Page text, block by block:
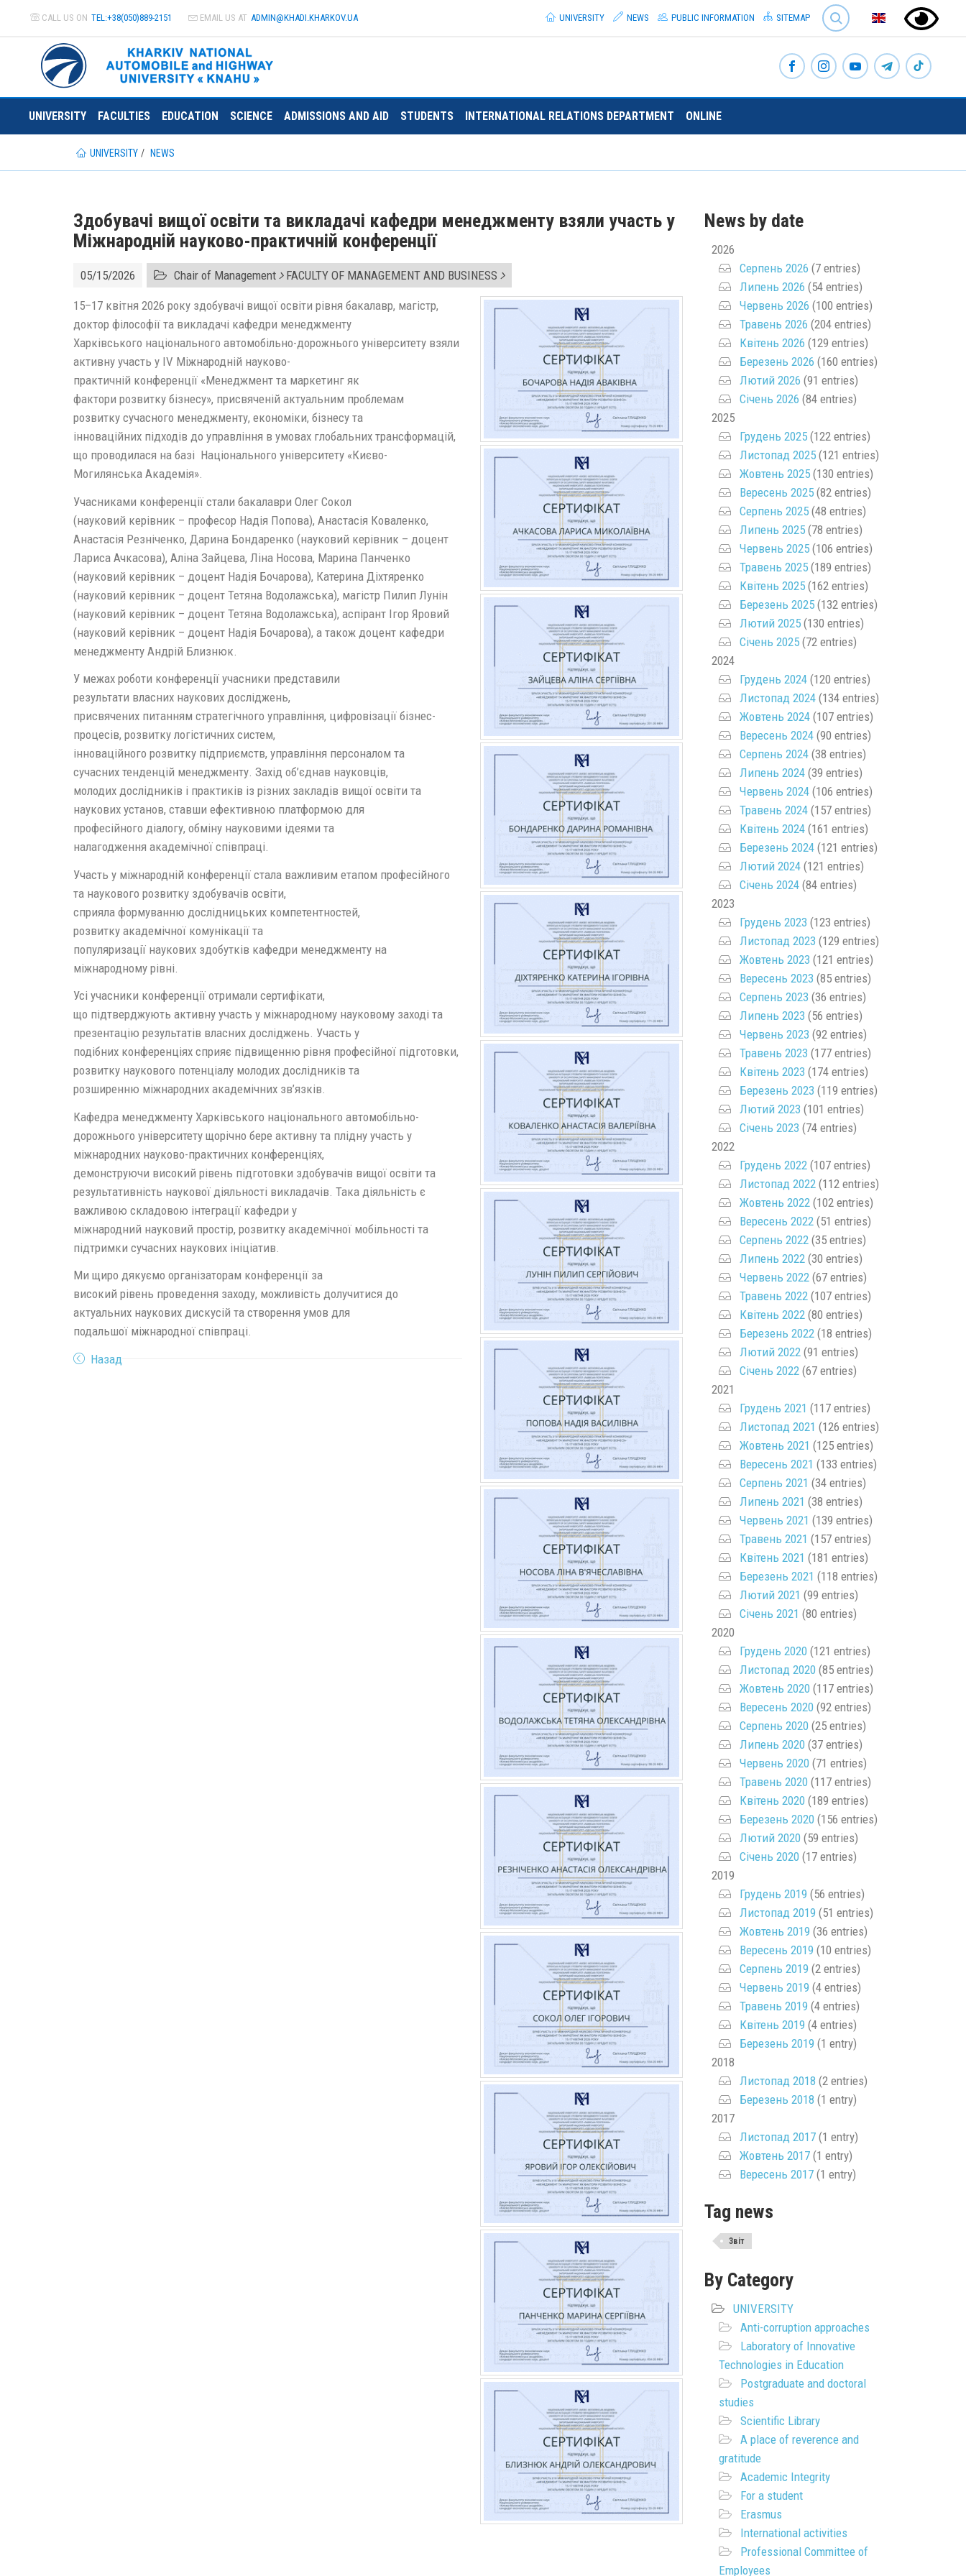
CALL US ON TEL:+38(050)889-2151 EMAIL US AT ADMIN@KHADI.KHARKOV.UA
SEARCH
UNIVERSITY
NEWS PUBLIC INFORMATION SITEMAP
UNIVERSITY FACULTIES EDUCATION SCIENCE ADMISSIONS AND AID STUDENTS INTERNATIONAL RELATIONS DEPARTMENT ONLINE
UNIVERSITY NEWS
Здобувачі вищої освіти та викладачі кафедри менеджменту взяли участь у
Міжнародній науково-практичній конференції
05/15/2026 Chair of Management FACULTY OF MANAGEMENT AND BUSINESS
15–17 квітня 2026 року здобувачі вищої освіти рівня бакалавр, магістр,
доктор філософії та викладачі кафедри менеджменту
Харківського національного автомобільно-дорожнього університету взяли
активну участь у ІV Міжнародній науково-
практичній конференції «Менеджмент та маркетинг як
фактори розвитку бізнесу», присвяченій актуальним проблемам
розвитку сучасного менеджменту, економіки, бізнесу та
інноваційних підходів до управління в умовах глобальних трансформацій,
що проводилася на базі Національного університету «Києво-
Могилянська Академія».
Учасниками конференції стали бакалаври Олег Сокол
(науковий керівник – професор Надія Попова), Анастасія Коваленко,
Анастасія Резніченко, Дарина Бондаренко (науковий керівник – доцент
Лариса Ачкасова), Аліна Зайцева, Ліна Носова, Марина Панченко
(науковий керівник – доцент Надія Бочарова), Катерина Діхтяренко
(науковий керівник – доцент Тетяна Водолажська), магістр Пилип Лунін
(науковий керівник – доцент Тетяна Водолажська), аспірант Ігор Яровий
(науковий керівник – доцент Надія Бочарова), а також доцент кафедри
менеджменту Андрій Близнюк.
У межах роботи конференції учасники представили
результати власних наукових досліджень,
присвячених питанням стратегічного управління, цифровізації бізнес-
процесів, розвитку логістичних систем,
інноваційного розвитку підприємств, управління персоналом та
сучасних тенденцій менеджменту. Захід об’єднав науковців,
молодих дослідників і практиків із різних закладів вищої освіти та
наукових установ, ставши ефективною платформою для
професійного діалогу, обміну науковими ідеями та
налагодження академічної співпраці.
Участь у міжнародній конференції стала важливим етапом професійного
та наукового розвитку здобувачів освіти,
сприяла формуванню дослідницьких компетентностей,
розвитку академічної комунікації та
популяризації наукових здобутків кафедри менеджменту на
міжнародному рівні.
Усі учасники конференції отримали сертифікати,
що підтверджують активну участь у міжнародному науковому заході та
презентацію результатів власних досліджень. Участь у
подібних конференціях сприяє підвищенню рівня професійної підготовки,
розвитку наукового потенціалу молодих дослідників та
розширенню міжнародних академічних зв’язків.
Кафедра менеджменту Харківського національного автомобільно-
дорожнього університету щорічно бере активну та плідну участь у
міжнародних науково-практичних конференціях,
демонструючи високий рівень підготовки здобувачів вищої освіти та
результативність наукової діяльності викладачів. Така діяльність є
важливою складовою інтеграції кафедри у
міжнародний науковий простір, розвитку академічної мобільності та
підтримки сучасних наукових ініціатив.
Ми щиро дякуємо організаторам конференції за
високий рівень проведення заходу, можливість долучитися до
актуальних наукових дискусій та створення умов для
подальшої міжнародної співпраці.
Назад
News by date
2026
Серпень 2026 (7 entries)
Липень 2026 (54 entries)
Червень 2026 (100 entries)
Травень 2026 (204 entries)
Квітень 2026 (129 entries)
Березень 2026 (160 entries)
Лютий 2026 (91 entries)
Січень 2026 (84 entries)
2025
Грудень 2025(122 entries)
Листопад 2025(121 entries)
Жовтень 2025(130 entries)
Вересень 2025(82 entries)
Серпень 2025(48 entries)
Липень 2025(78 entries)
Червень 2025(106 entries)
Травень 2025(189 entries)
Квітень 2025(162 entries)
Березень 2025(132 entries)
Лютий 2025(130 entries)
Січень 2025(72 entries)
2024
Грудень 2024(120 entries)
Листопад 2024(134 entries)
Жовтень 2024(107 entries)
Вересень 2024(90 entries)
Серпень 2024(38 entries)
Липень 2024(39 entries)
Червень 2024(106 entries)
Травень 2024(157 entries)
Квітень 2024(161 entries)
Березень 2024(121 entries)
Лютий 2024(121 entries)
Січень 2024(84 entries)
2023
Грудень 2023 (123 entries)
Листопад 2023 (129 entries)
Жовтень 2023 (121 entries)
Вересень 2023 (85 entries)
Серпень 2023 (36 entries)
Липень 2023 (56 entries)
Червень 2023 (92 entries)
Травень 2023 (177 entries)
Квітень 2023 (174 entries)
Березень 2023 (119 entries)
Лютий 2023 (101 entries)
Січень 2023 (74 entries)
2022
Грудень 2022(107 entries)
Листопад 2022(112 entries)
Жовтень 2022(102 entries)
Вересень 2022(51 entries)
Серпень 2022(35 entries)
Липень 2022(30 entries)
Червень 2022(67 entries)
Травень 2022(107 entries)
Квітень 2022(80 entries)
Березень 2022(18 entries)
Лютий 2022(91 entries)
Січень 2022(67 entries)
2021
Грудень 2021 (117 entries)
Листопад 2021 (126 entries)
Жовтень 2021 (125 entries)
Вересень 2021 (133 entries)
Серпень 2021 (34 entries)
Липень 2021 (38 entries)
Червень 2021 (139 entries)
Травень 2021 (157 entries)
Квітень 2021 (181 entries)
Березень 2021 (118 entries)
Лютий 2021 (99 entries)
Січень 2021 (80 entries)
2020
Грудень 2020(121 entries)
Листопад 2020(85 entries)
Жовтень 2020(117 entries)
Вересень 2020(92 entries)
Серпень 2020(25 entries)
Липень 2020(37 entries)
Червень 2020(71 entries)
Травень 2020(117 entries)
Квітень 2020(189 entries)
Березень 2020(156 entries)
Лютий 2020(59 entries)
Січень 2020(17 entries)
2019
Грудень 2019 (56 entries)
Листопад 2019 (51 entries)
Жовтень 2019 (36 entries)
Вересень 2019 (10 entries)
Серпень 2019 (2 entries)
Червень 2019 (4 entries)
Травень 2019 (4 entries)
Квітень 2019 (4 entries)
Березень 2019 (1 entry)
2018
Листопад 2018 (2 entries)
Березень 2018 (1 entry)
2017
Листопад 2017(1 entry)
Жовтень 2017(1 entry)
Вересень 2017(1 entry)
Tag news
Звіт
By Category
UNIVERSITY
Anti-corruption approaches
Laboratory of Innovative
Technologies in Education
Postgraduate and doctoral
studies
Scientific Library
A place of reverence and
gratitude
Academic Integrity
For a student
Erasmus
International activities
Professional Committee of
Employees